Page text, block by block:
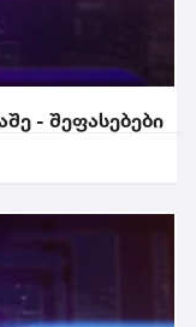
- შეფასებები